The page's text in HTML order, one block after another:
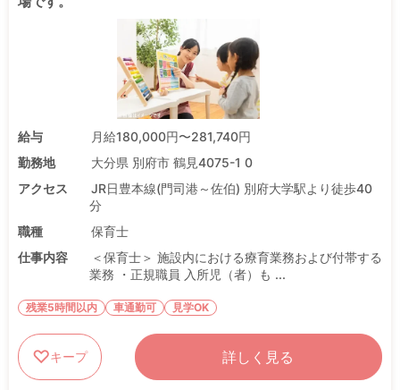
給与
月給180,000円〜281,740円
勤務地
大分県 別府市 鶴見4075-1 0
アクセス
JR日豊本線(門司港～佐伯) 別府大学駅より徒歩40
分
職種
保育士
仕事内容
＜保育士＞ 施設内における療育業務および付帯する
業務 ・正規職員 入所児（者）も ...
残業5時間以内 車通勤可 見学OK
キープ 詳しく見る